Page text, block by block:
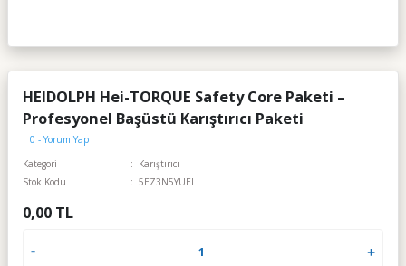
HEIDOLPH Hei-TORQUE Safety Core Paketi –
Profesyonel Başüstü Karıştırıcı Paketi
0 - Yorum Yap
Kategori
Karıştırıcı
Stok Kodu
5EZ3N5YUEL
0,00 TL